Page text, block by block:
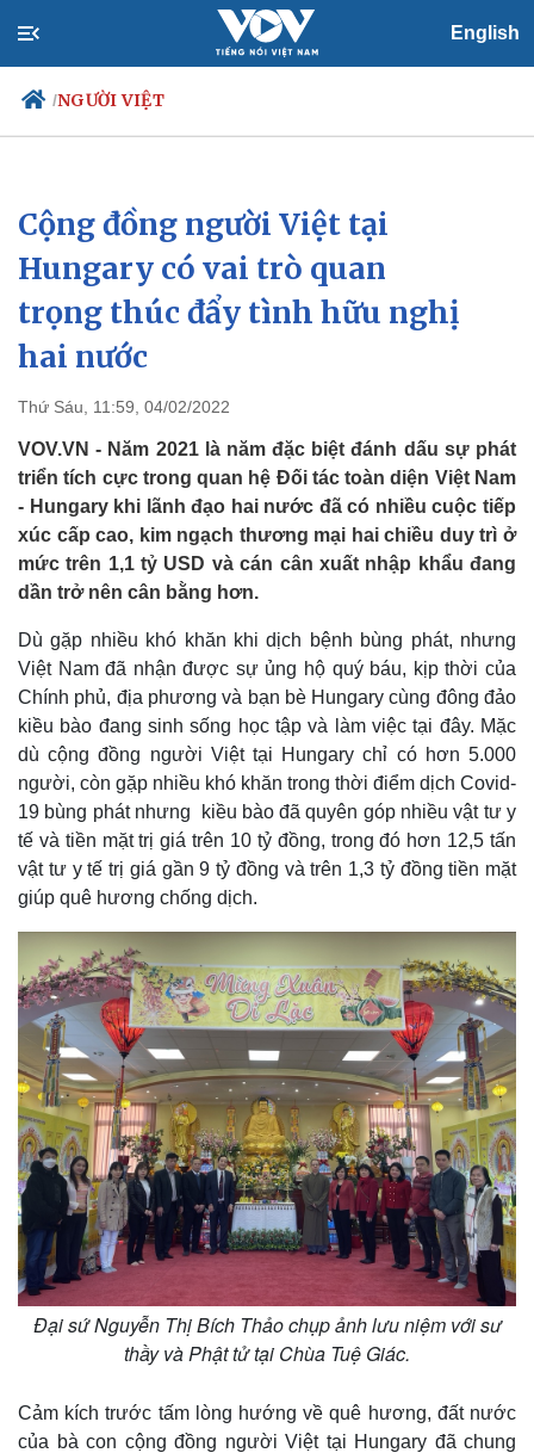
English
/NGƯỜI VIỆT
Chính trị
Đảng
Tổ chức nhân sự
Quốc hội
Nhận diện sự thật
Xã hội
Tin 24h
Dự báo thời tiết
Giáo dục
Cộng đồng người Việt tại
Hungary có vai trò quan
trọng thúc đẩy tình hữu nghị
hai nước
Thứ Sáu, 11:59, 04/02/2022
VOV.VN - Năm 2021 là năm đặc biệt đánh dấu sự phát
triển tích cực trong quan hệ Đối tác toàn diện Việt Nam
- Hungary khi lãnh đạo hai nước đã có nhiều cuộc tiếp
xúc cấp cao, kim ngạch thương mại hai chiều duy trì ở
mức trên 1,1 tỷ USD và cán cân xuất nhập khẩu đang
dần trở nên cân bằng hơn.
Dù gặp nhiều khó khăn khi dịch bệnh bùng phát, nhưng
Việt Nam đã nhận được sự ủng hộ quý báu, kịp thời của
Chính phủ, địa phương và bạn bè Hungary cùng đông đảo
kiều bào đang sinh sống học tập và làm việc tại đây. Mặc
dù cộng đồng người Việt tại Hungary chỉ có hơn 5.000
người, còn gặp nhiều khó khăn trong thời điểm dịch Covid-
19 bùng phát nhưng kiều bào đã quyên góp nhiều vật tư y
tế và tiền mặt trị giá trên 10 tỷ đồng, trong đó hơn 12,5 tấn
vật tư y tế trị giá gần 9 tỷ đồng và trên 1,3 tỷ đồng tiền mặt
giúp quê hương chống dịch.
Đại sứ Nguyễn Thị Bích Thảo chụp ảnh lưu niệm với sư
thầy và Phật tử tại Chùa Tuệ Giác.
Cảm kích trước tấm lòng hướng về quê hương, đất nước
của bà con cộng đồng người Việt tại Hungary đã chung